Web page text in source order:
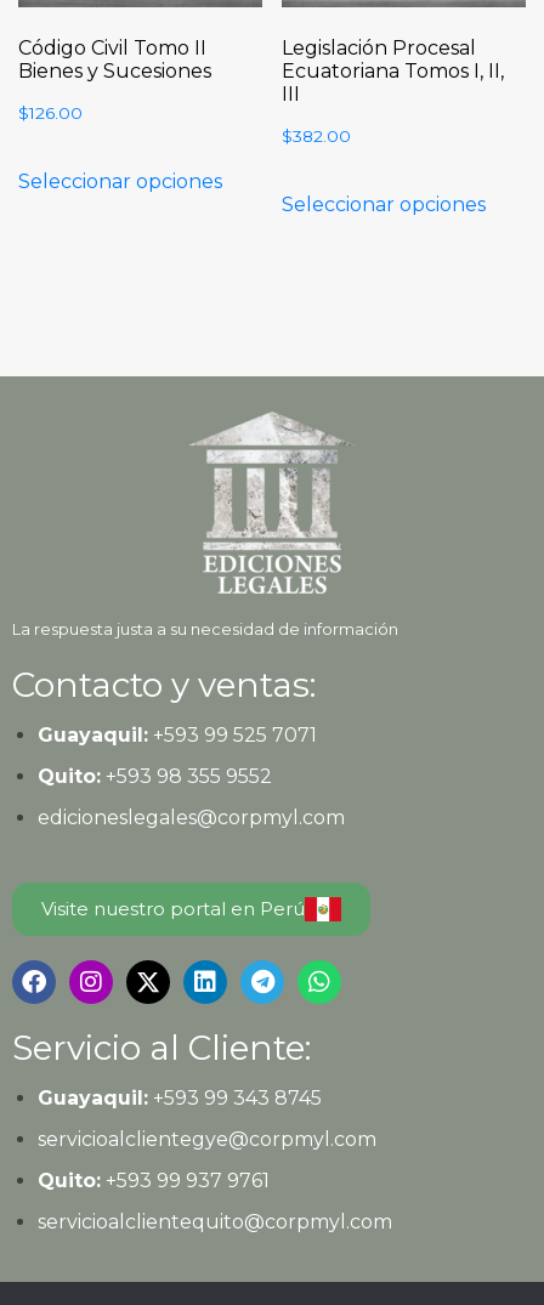
Código Civil Tomo II
Bienes y Sucesiones
$126.00
Seleccionar opciones
Legislación Procesal
Ecuatoriana Tomos I, II,
III
$382.00
Seleccionar opciones
La respuesta justa a su necesidad de información
Contacto y ventas:
Guayaquil:+593 99 525 7071
Quito:+593 98 355 9552
edicioneslegales@corpmyl.com
Visite nuestro portal en Perú
Servicio al Cliente:
Guayaquil:+593 99 343 8745
servicioalclientegye@corpmyl.com
Quito:+593 99 937 9761
servicioalclientequito@corpmyl.com